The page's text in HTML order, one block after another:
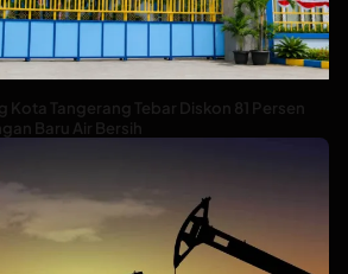
Kota Tangerang Tebar Diskon 81 Persen
Baru Air Bersih